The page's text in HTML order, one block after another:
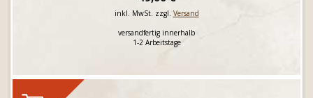
inkl. MwSt. zzgl. Versand
versandfertig innerhalb
1-2 Arbeitstage